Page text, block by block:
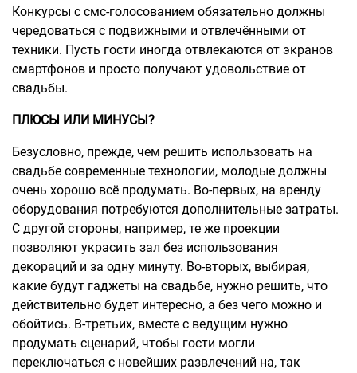
Конкурсы с смс-голосованием обязательно должны
чередоваться с подвижными и отвлечёнными от
техники. Пусть гости иногда отвлекаются от экранов
смартфонов и просто получают удовольствие от
свадьбы.
ПЛЮСЫ ИЛИ МИНУСЫ?
Безусловно, прежде, чем решить использовать на
свадьбе современные технологии, молодые должны
очень хорошо всё продумать. Во-первых, на аренду
оборудования потребуются дополнительные затраты.
С другой стороны, например, те же проекции
позволяют украсить зал без использования
декораций и за одну минуту. Во-вторых, выбирая,
какие будут гаджеты на свадьбе, нужно решить, что
действительно будет интересно, а без чего можно и
обойтись. В-третьих, вместе с ведущим нужно
продумать сценарий, чтобы гости могли
переключаться с новейших развлечений на, так